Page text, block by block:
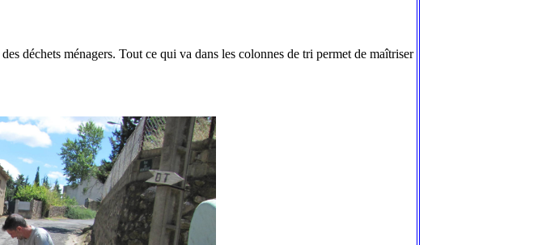
déchets ménagers. Tout ce qui va dans les colonnes de tri permet de maîtriser